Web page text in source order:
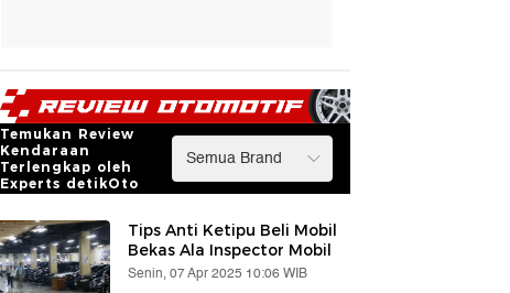
Temukan Review
Kendaraan
Terlengkap oleh
Experts detikOto
Tips Anti Ketipu Beli Mobil
Bekas Ala Inspector Mobil
Senin, 07 Apr 2025 10:06 WIB